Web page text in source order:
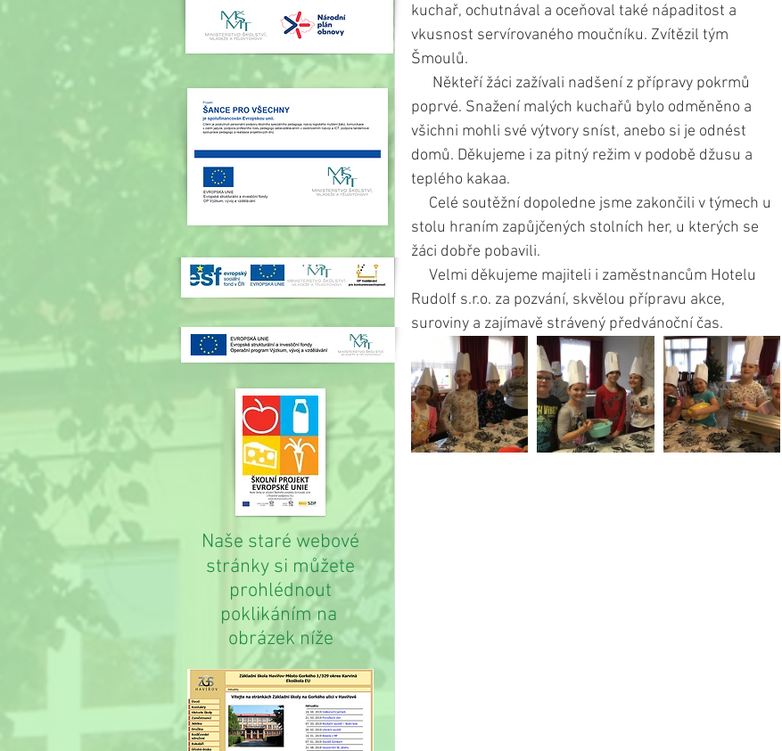
kuchař, ochutnával a oceňoval také nápaditost a
vkusnost servírovaného moučníku. Zvítězil tým
Šmoulů.
poprvé. Snažení malých kuchařů bylo odměněno a
všichni mohli své výtvory sníst, anebo si je odnést
domů. Děkujeme i za pitný režim v podobě džusu a
teplého kakaa.
stolu hraním zapůjčených stolních her, u kterých se
žáci dobře pobavili.
Rudolf s.r.o. za pozvání, skvělou přípravu akce,
suroviny a zajímavě strávený předvánoční čas.
Naše staré webové
stránky si můžete
prohlédnout
poklikáním na
obrázek níže